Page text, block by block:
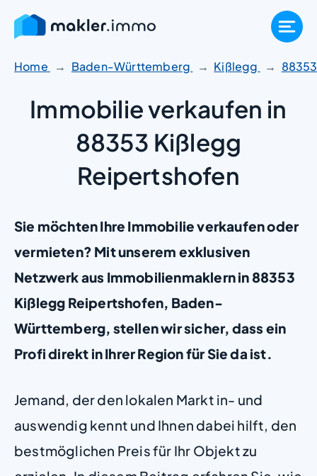
Zum
Inhalt
springen
Home Baden-Württemberg Kißlegg
Immobilie verkaufen in
88353 Kißlegg
Reipertshofen
Sie möchten Ihre Immobilie verkaufen oder
vermieten? Mit unserem exklusiven
Netzwerk aus Immobilienmaklern in 88353
Kißlegg Reipertshofen, Baden-
Württemberg, stellen wir sicher, dass ein
Profi direkt in Ihrer Region für Sie da ist.
Jemand, der den lokalen Markt in- und
auswendig kennt und Ihnen dabei hilft, den
bestmöglichen Preis für Ihr Objekt zu